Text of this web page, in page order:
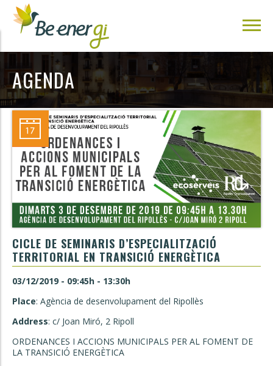
AGENDA
CICLE DE SEMINARIS D’ESPECIALITZACIÓ
TERRITORIAL EN TRANSICIÓ ENERGÈTICA
03/12/2019 - 09:45h - 13:30h
Place: Agència de desenvolupament del Ripollès
Address: c/ Joan Miró, 2 Ripoll
ORDENANCES I ACCIONS MUNICIPALS PER AL FOMENT DE
LA TRANSICIÓ ENERGÈTICA